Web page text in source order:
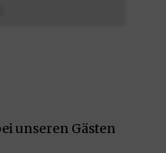
unseren Gästen